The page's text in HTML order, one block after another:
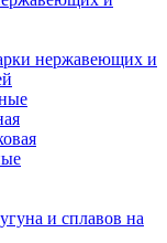
нержавеющих и
и сплавов на